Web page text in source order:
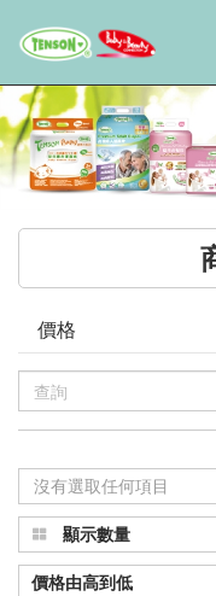
價格
沒有選取任何項目
顯示數量
價格由高到低